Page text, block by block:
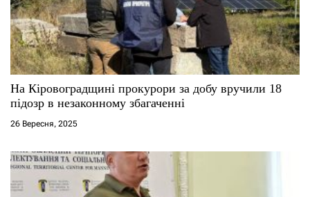
На Кіровоградщині прокурори за добу вручили 18
підозр в незаконному збагаченні
26 Вересня, 2025